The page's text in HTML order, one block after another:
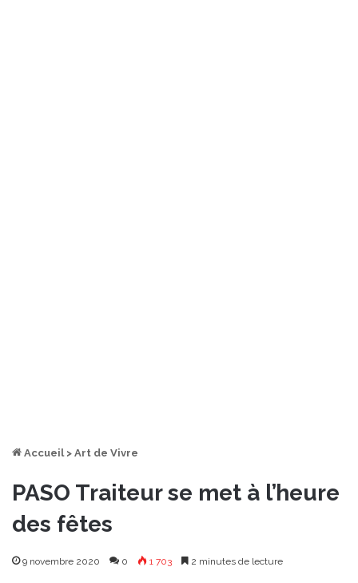
Accueil > Art de Vivre
PASO Traiteur se met à l’heure
des fêtes
9 novembre 2020 0 1 703 2 minutes de lecture